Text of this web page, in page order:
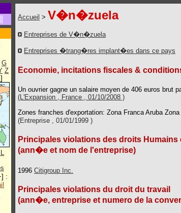
G
Z
]
L
:
Accueil > V�n�zuela
Entreprises de V�n�zuela
Entreprises �trang�res implant�es dans ce pays
Economie, incitations fiscales &
Un ouvrier gagne un salaire moyen de 406 euros brut
(L'Expansion , France , 01/10/2008 )
Zones franches d'exportation: Zona Franca Aruba
(Entreprise , 01/01/1999 )
Principales violations des droits
(ann�e et nom de l'entreprise)
1996 Citigroup Inc.
Principales violations du droit du travail
(ann�e, entreprise et numero de la